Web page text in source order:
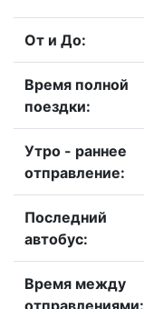
От и До:
Время полной
поездки:
Утро - раннее
отправление:
Последний
автобус:
Время между
отправлениями: